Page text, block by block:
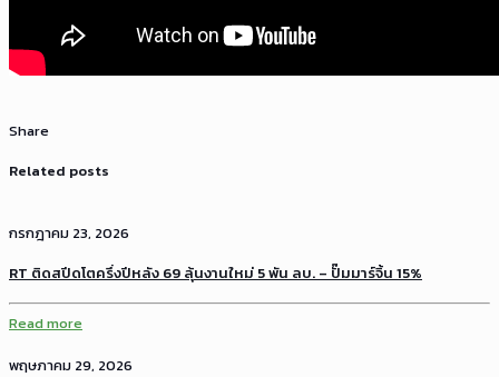
Share
Related posts
กรกฎาคม 23, 2026
RT ติดสปีดโตครึ่งปีหลัง 69 ลุ้นงานใหม่ 5 พัน ลบ. – ปั๊มมาร์จิ้น 15%
Read more
พฤษภาคม 29, 2026